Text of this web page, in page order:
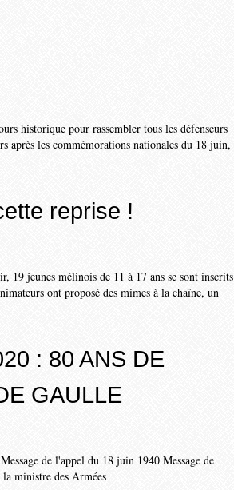
historique pour rassembler tous les défenseurs
après les commémorations nationales du 18 juin,
reprise !
19 jeunes mélinois de 11 à 17 ans se sont inscrits
ont proposé des mimes à la chaîne, un
: 80 ANS DE
GAULLE
de l'appel du 18 juin 1940 Message de
ministre des Armées